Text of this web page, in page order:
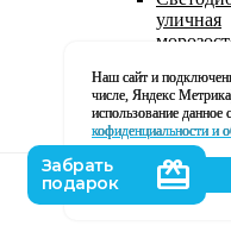
уличная
220В
уличная
Каталог
Наш сайт и
числе, Яндекс
использование данное
кофиденциальности и